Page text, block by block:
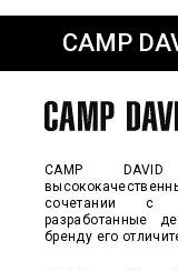
CAMP
CAMP
сочетании с
разработанные
бренду его